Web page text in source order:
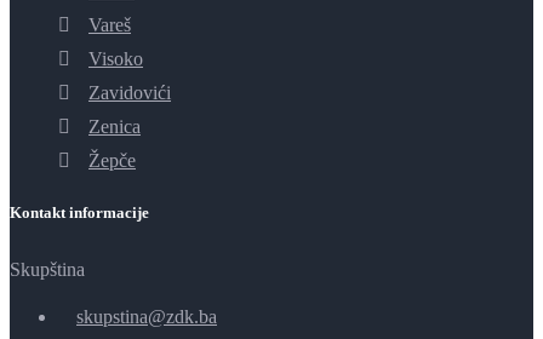
Vareš
Visoko
Zavidovići
Zenica
Žepče
Kontakt informacije
Skupština
skupstina@zdk.ba